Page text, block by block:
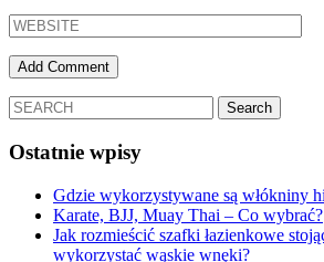
Ostatnie wpisy
Gdzie wykorzystywane są włókniny
Karate, BJJ, Muay Thai – Co wybrać?
Jak rozmieścić szafki łazienkowe
wykorzystać wąskie wnęki?